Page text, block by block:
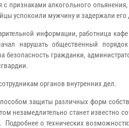
с признаками алкогольного
успокоили мужчину и задержали его
информации, работница
нарушать общественный
безопасность гражданки,
органов внутренних дел.
защиты различных форм
незамедлительно станет известно
о технических